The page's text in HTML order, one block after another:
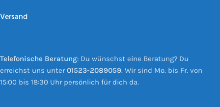
Versand
Telefonische Beratung: Du wünschst eine Beratung? Du
erreichst uns unter01523-2089059. Wir sind Mo. bis Fr. von
15:00 bis 18:30 Uhr persönlich für dich da.